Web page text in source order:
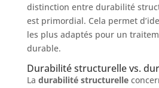
distinction entre durabilité
est primordial. Cela permet
les plus adaptés pour un
durable.
Durabilité structurelle vs.
La durabilité structurelle